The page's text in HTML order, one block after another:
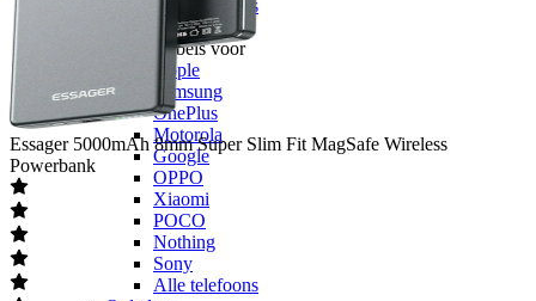
Alle telefoons
Kabels voor
Apple
Samsung
OnePlus
Motorola
Google
OPPO
Xiaomi
POCO
Nothing
Sony
Alle telefoons
Essager 5000mAh 8mm Super Slim Fit MagSafe Wireless
Powerbank